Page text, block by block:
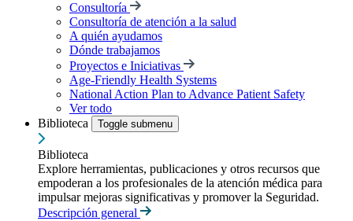
Consultoría
Consultoría de atención a la salud
A quién ayudamos
Dónde trabajamos
Proyectos e Iniciativas
Age-Friendly Health Systems
National Action Plan to Advance Patient Safety
Ver todo
Biblioteca
Toggle submenu
Biblioteca
Explore herramientas, publicaciones y otros recursos que
empoderan a los profesionales de la atención médica para
impulsar mejoras significativas y promover la Seguridad.
Descripción general